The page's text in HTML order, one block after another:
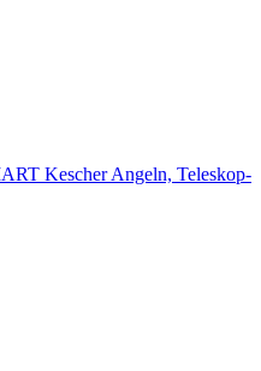
Kescher Angeln, Teleskop-